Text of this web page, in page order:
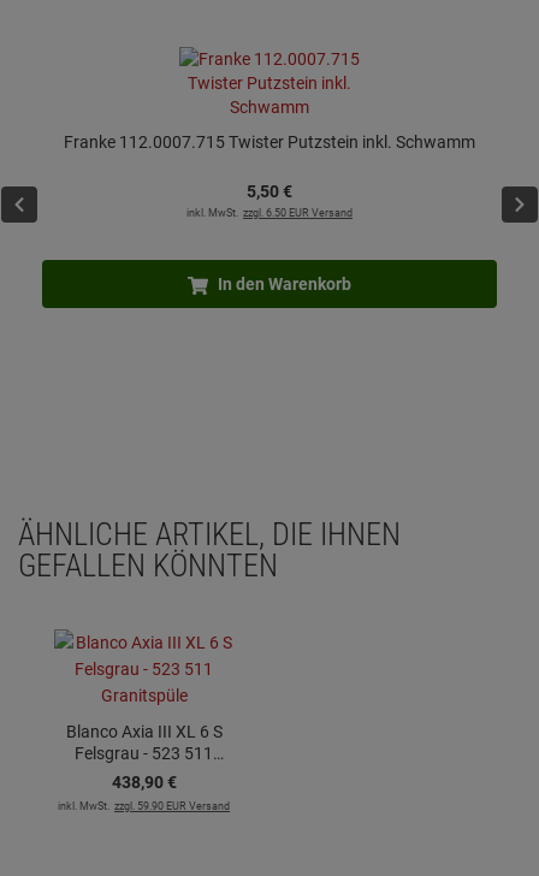
Franke 112.0007.715 Twister Putzstein inkl. Schwamm
5,50€
inkl. MwSt. zzgl. 6.50 EUR Versand
In den Warenkorb
ÄHNLICHE ARTIKEL, DIE IHNEN
GEFALLEN KÖNNTEN
Blanco Axia III XL 6 S
Felsgrau - 523 511
Granitspüle
438,90 €
inkl. MwSt. zzgl. 59.90 EUR Versand